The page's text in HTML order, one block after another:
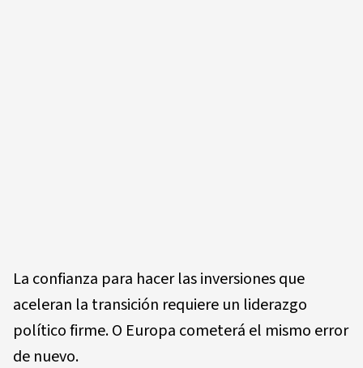
La confianza para hacer las inversiones que
aceleran la transición requiere un liderazgo
político firme. O Europa cometerá el mismo error
de nuevo.